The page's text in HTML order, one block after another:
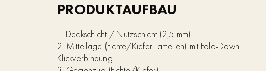
PRODUKTAUFBAU
1. Deckschicht / Nutzschicht (2,5 mm)
2. Mittellage (Fichte/Kiefer Lamellen) mit Fold-Down
Klickverbindung